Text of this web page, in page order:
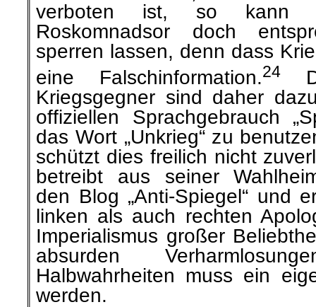
verboten ist, so kann
Roskomnadsor doch
sperren lassen, denn dass
eine Falschinformation.24
Kriegsgegner sind daher
offiziellen Sprachgebrauch
das Wort „Unkrieg“ zu
schützt dies freilich nicht
betreibt aus seiner
den Blog „Anti-Spiegel“ und
linken als auch rechten
Imperialismus großer
absurden
Halbwahrheiten muss ein
werden.